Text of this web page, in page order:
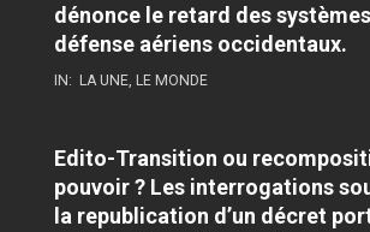
dénonce le retard des
défense aériens occidentaux.
IN: LA UNE, LE MONDE
Edito-Transition ou
pouvoir ? Les interrogations
la republication d’un décret